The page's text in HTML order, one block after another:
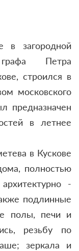
в загородной
Петра
строился в
московского
предназначен
в летнее
в Кускове
полностью
-
подлинные
полы, печи и
резьбу по
зеркала и